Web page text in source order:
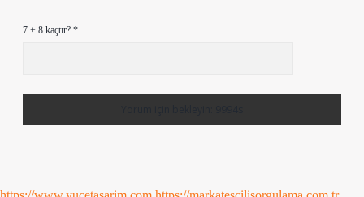
7 + 8 kaçtır? *